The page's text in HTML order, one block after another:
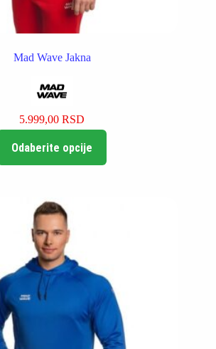
Mad Wave Jakna
5.999,00RSD
Odaberite opcije
proizvod
Opcije
mogu
biti
izabrane
na
stranici
proizvoda.